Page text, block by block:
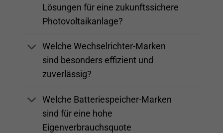
Lösungen für eine zukunftssichere
Photovoltaikanlage?
Welche Wechselrichter-Marken
sind besonders effizient und
zuverlässig?
Welche Batteriespeicher-Marken
sind für eine hohe
Eigenverbrauchsquote